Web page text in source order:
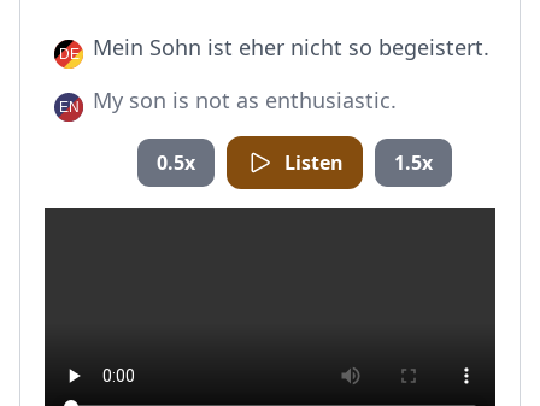
Mein Sohn ist eher nicht so begeistert.
My son is not as enthusiastic.
0.5x Listen 1.5x